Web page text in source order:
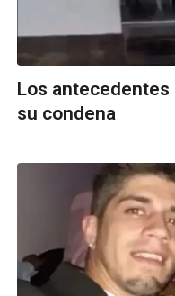
Los
su condena